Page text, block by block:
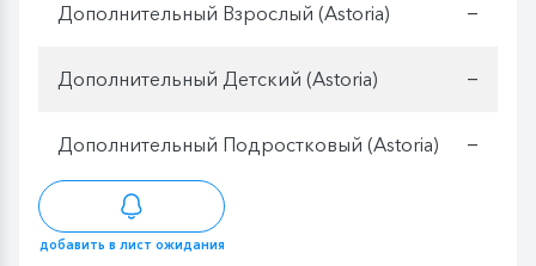
Дополнительный Взрослый (Astoria) —
Дополнительный Детский (Astoria) —
Дополнительный Подростковый (Astoria) —
добавить в лист ожидания